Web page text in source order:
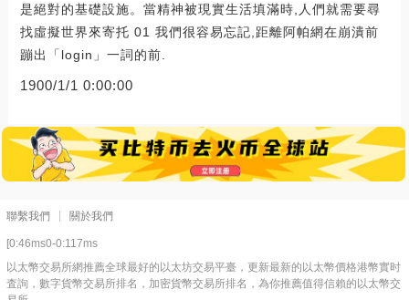
是絕對的基礎設施。當精神被現實生活填滿時,人們就需要尋
找虛擬世界來寄托 01 我們很容易忘記,距離阿帕網在崩潰前
蹦出「login」一詞的前.
1900/1/1 0:00:00
聯繫我們 關於我們
[0:46ms0-0:117ms
以太幣交易所網推薦全球最好的以太坊交易平臺，更新最新的以太幣價格港幣實时
査詢，數字貨幣交易所排名，加密貨幣交易所排名，為你推薦值得信賴的以太幣交